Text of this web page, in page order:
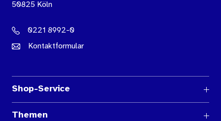
50825 Köln
0221 8992-0
Kontaktformular
Shop-Service
Themen